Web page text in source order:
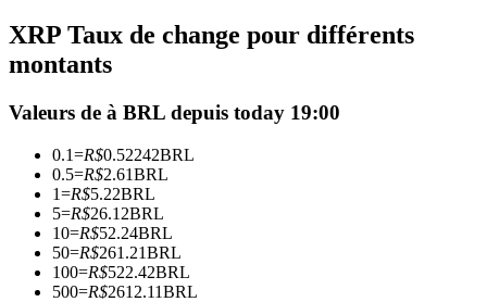
XRP Taux de change pour différents
montants
Valeurs de à BRL depuis today 19:00
0.1=R$0.52242BRL
0.5=R$2.61BRL
1=R$5.22BRL
5=R$26.12BRL
10=R$52.24BRL
50=R$261.21BRL
100=R$522.42BRL
500=R$2612.11BRL